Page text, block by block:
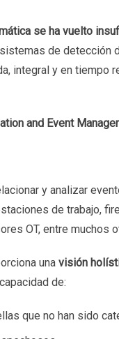
se ha vuelto
de detección
integral y en tiempo
and Event
y analizar
de trabajo,
OT, entre muchos
unavisión
de:
que no han sido